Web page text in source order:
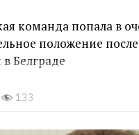
команда попала в
положение
Белграде
133